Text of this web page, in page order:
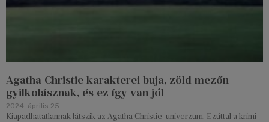
Agatha Christie karakterei buja, zöld mezőn
gyilkolásznak, és ez így van jól
2024. április 25.
Kiapadhatatlannak látszik az Agatha Christie-univerzum. Ezúttal a krimi